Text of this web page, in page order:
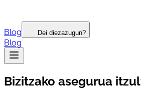
Blog Dei diezazugun?
Blog
Bizitzako asegurua